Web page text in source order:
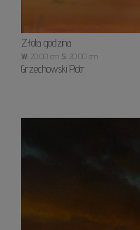
Złota godzina
W: 20.00 cm S: 20.00 cm
Grzechowski Piotr